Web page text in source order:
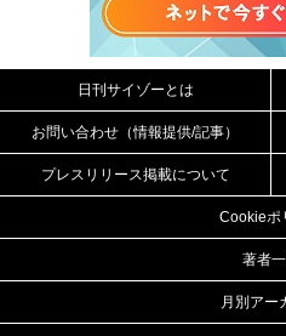
日刊サイゾーとは
お問い合わせ（情報提供/記事）
プレスリリース掲載について
Cookieポ
著者
月別アー